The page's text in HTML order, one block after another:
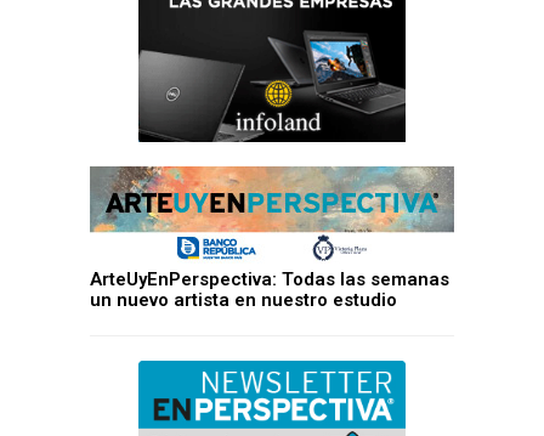
ArteUyEnPerspectiva: Todas las semanas
un nuevo artista en nuestro estudio